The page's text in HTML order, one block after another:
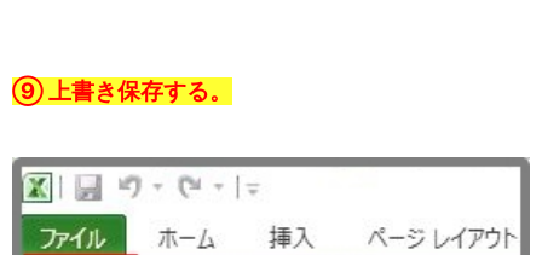
⑨ 上書き保存する。